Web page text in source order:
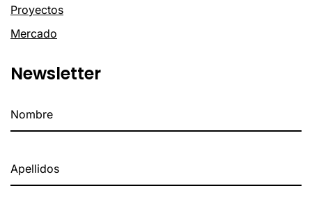
Proyectos
Mercado
Newsletter